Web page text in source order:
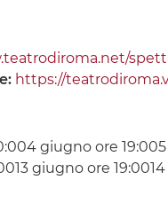
https://
giugno ore
giugno ore